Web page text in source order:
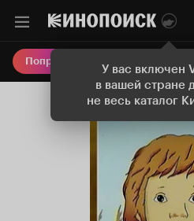
У вас включен
в вашей стране
не весь каталог
Попробовать Плюс